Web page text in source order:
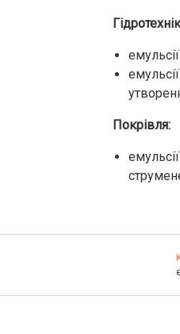
Покрівля: